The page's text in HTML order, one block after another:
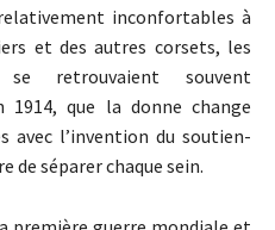
inconfortables à
et des autres corsets, les
retrouvaient souvent
1914, que la donne change
avec l’invention du soutien-
de séparer chaque sein.